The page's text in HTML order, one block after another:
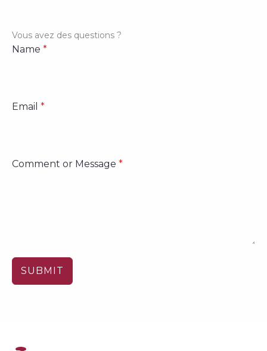
Vous avez des questions ?
Name *
Email *
Comment or Message *
SUBMIT